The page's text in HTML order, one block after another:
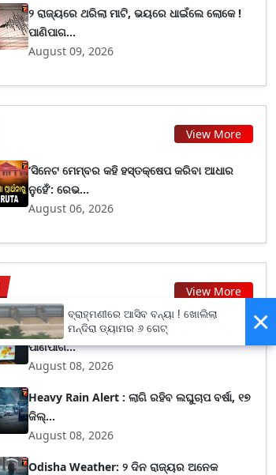
୨ ରାଜ୍ୟରେ ଥରିଲା ମାଟି, ଭୟରେ ଧାଇଁଲେ ଲୋକେ !
ପାଣିପାଗ...
August 09, 2026
View More
‘ସିନେଟ ମେମ୍ବର କହି ହସ୍ତକ୍ଷେପ କରିବା ଆଧାର
ନୁହେଁ’: ରେଭ...
August 06, 2026
View More
୧୪ ତାରିଖ ଯାଏ ବର୍ଷା ସମ୍ଭାବନା, ଚେତାବନୀ ଦେଲା
ପାଣିପାଗ...
August 08, 2026
Heavy Rain Alert : ଲାଗି ରହିବ ଲଘୁଚାପ ବର୍ଷା, ୧୭
ଜିଲ୍...
August 08, 2026
Odisha Weather: ୨ ଦିନ ରାଜ୍ୟର ଅନେକ
×
ବ୍ରାହ୍ମଣୀରେ ଆସିବ ବନ୍ୟା ! ଖୋଲିଲା
ମନ୍ଦିରା ଡ୍ୟାମର ୬ ଗେଟ୍